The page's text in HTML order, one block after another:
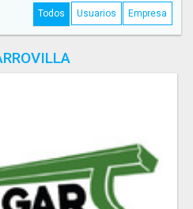
Todos Usuarios Empresa